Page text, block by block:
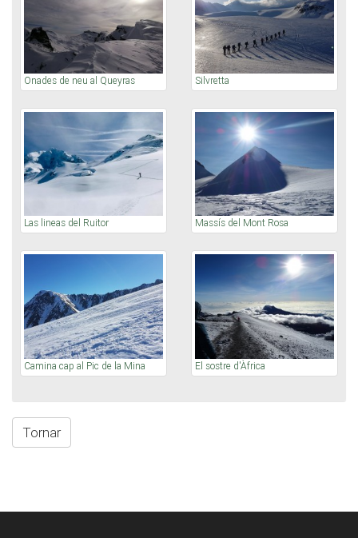
Onades de neu al Queyras Silvretta
Las lineas del Ruitor Massís del Mont Rosa
Camina cap al Pic de la Mina El sostre d'Àfrica
Tornar